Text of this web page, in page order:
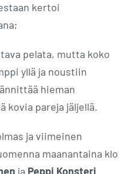
kertoi
pelata, mutta koko
yllä ja noustiin
hieman
kovia pareja jäljellä.
ja viimeinen
maanantaina klo
ja Peppi Konsteri